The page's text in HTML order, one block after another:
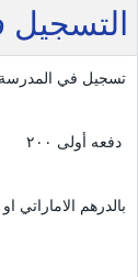
تسجيل في المدرسة
دفعه أولى ٢٠٠
بالدرهم الاماراتي